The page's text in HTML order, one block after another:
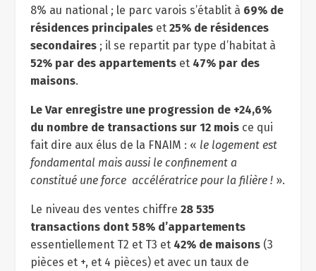
8% au national ; le parc varois s’établit à 69% de
résidences principaleset 25% de résidences
secondaires; il se repartit par type d’habitat à
52% par des appartementset 47% par des
maisons.
Le Var enregistre une progression de +24,6%
du nombre de transactions sur 12 moisce qui
fait dire aux élus de la FNAIM : « le logement est
fondamental mais aussi le confinement a
constitué une force accélératrice pour la filière !».
Le niveau des ventes chiffre 28 535
transactions dont 58% d’appartements
essentiellement T2 et T3 et 42% de maisons(3
pièces et +, et 4 pièces) et avec un taux de